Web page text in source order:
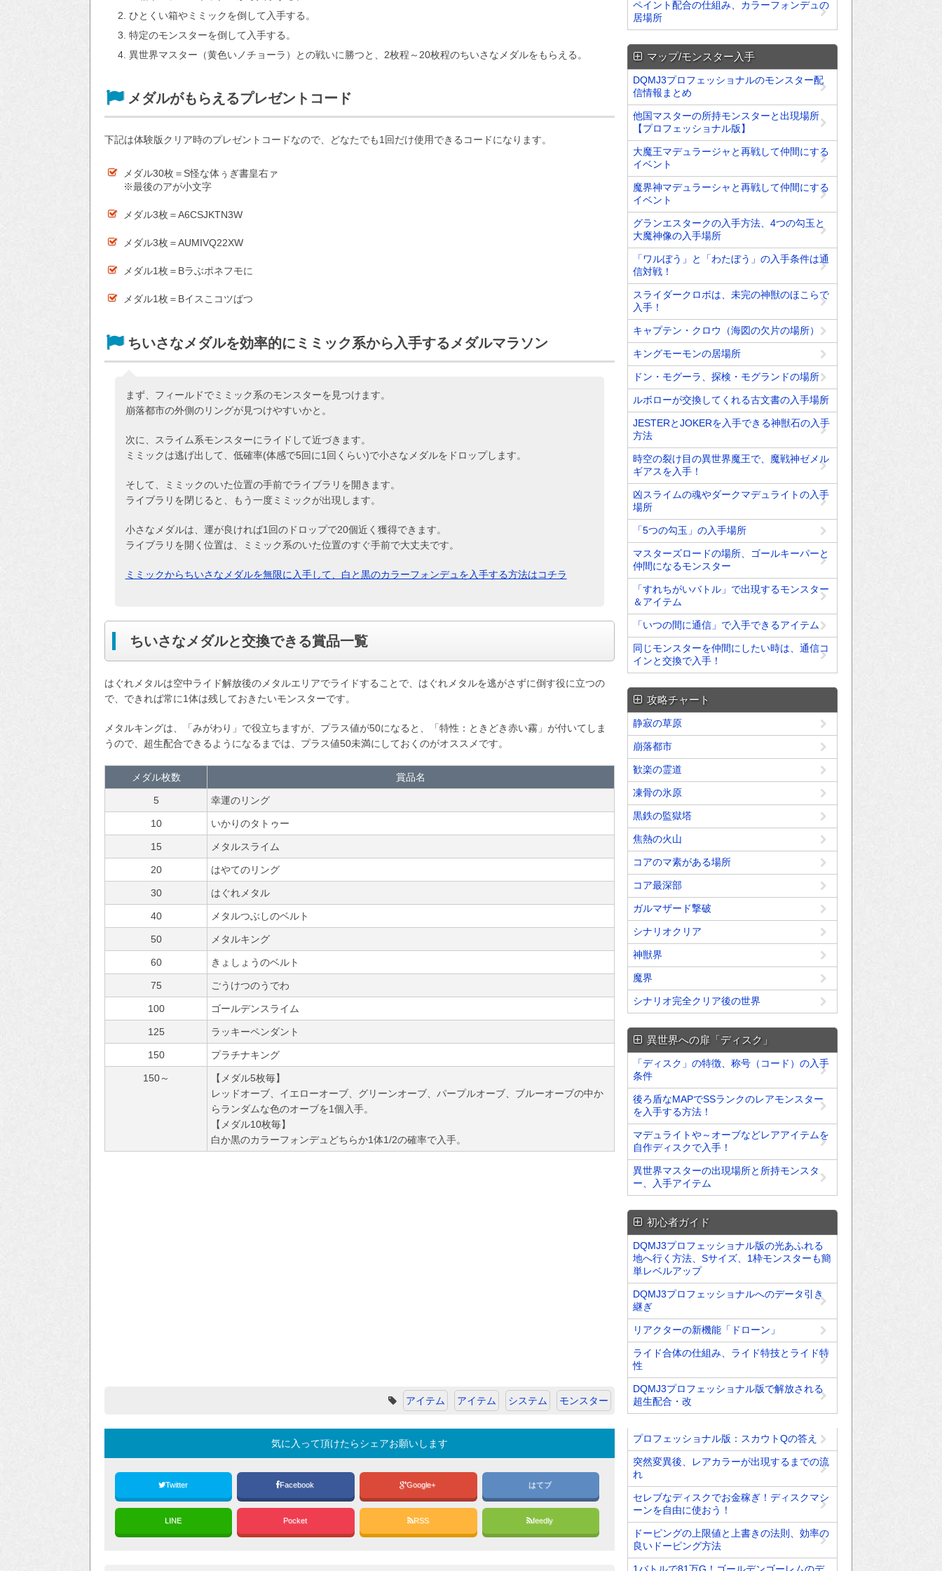
ひとくい箱やミミックを倒して入手する。
特定のモンスターを倒して入手する。
異世界マスター（黄色いノチョーラ）との戦いに勝つと、2枚程～20枚程のちいさなメダルをもらえる。
メダルがもらえるプレゼントコード
下記は体験版クリア時のプレゼントコードなので、どなたでも1回だけ使用できるコードになります。
メダル30枚＝S怪な体ぅぎ書皇右ァ
※最後のアが小文字
メダル3枚＝A6CSJKTN3W
メダル3枚＝AUMIVQ22XW
メダル1枚＝Bラぶポネフモに
メダル1枚＝Bイスこコツばつ
ちいさなメダルを効率的にミミック系から入手するメダルマラソン
まず、フィールドでミミック系のモンスターを見つけます。
崩落都市の外側のリングが見つけやすいかと。
次に、スライム系モンスターにライドして近づきます。
ミミックは逃げ出して、低確率(体感で5回に1回くらい)で小さなメダルをドロップします。
そして、ミミックのいた位置の手前でライブラリを開きます。
ライブラリを閉じると、もう一度ミミックが出現します。
小さなメダルは、運が良ければ1回のドロップで20個近く獲得できます。
ライブラリを開く位置は、ミミック系のいた位置のすぐ手前で大丈夫です。
ミミックからちいさなメダルを無限に入手して、白と黒のカラーフォンデュを入手する方法はコチラ
ちいさなメダルと交換できる賞品一覧
はぐれメタルは空中ライド解放後のメタルエリアでライドすることで、はぐれメタルを逃がさずに倒す役に立つの
で、できれば常に1体は残しておきたいモンスターです。
メタルキングは、「みがわり」で役立ちますが、プラス値が50になると、「特性：ときどき赤い霧」が付いてしま
うので、超生配合できるようになるまでは、プラス値50未満にしておくのがオススメです。
メダル枚数 賞品名
5 幸運のリング
10 いかりのタトゥー
15 メタルスライム
20 はやてのリング
30 はぐれメタル
40 メタルつぶしのベルト
50 メタルキング
60 きょしょうのベルト
75 ごうけつのうでわ
100 ゴールデンスライム
125 ラッキーペンダント
150 プラチナキング
150～
【メダル5枚毎】
レッドオーブ、イエローオーブ、グリーンオーブ、パープルオーブ、ブルーオーブの中か
らランダムな色のオーブを1個入手。
【メダル10枚毎】
白か黒のカラーフォンデュどちらか1体1/2の確率で入手。
アイテム アイテム システム モンスター
気に入って頂けたらシェアお願いします
Twitter Facebook Google+ はてブ
LINE Pocket RSS feedly
ペイント配合の仕組み、カラーフォンデュの
居場所
マップ/モンスター入手
DQMJ3プロフェッショナルのモンスター配
信情報まとめ
他国マスターの所持モンスターと出現場所
【プロフェッショナル版】
大魔王マデュラージャと再戦して仲間にする
イベント
魔界神マデュラーシャと再戦して仲間にする
イベント
グランエスタークの入手方法、4つの勾玉と
大魔神像の入手場所
「ワルぼう」と「わたぼう」の入手条件は通
信対戦！
スライダークロボは、未完の神獣のほこらで
入手！
キャプテン・クロウ（海図の欠片の場所）
キングモーモンの居場所
ドン・モグーラ、探検・モグランドの場所
ルボローが交換してくれる古文書の入手場所
JESTERとJOKERを入手できる神獣石の入手
方法
時空の裂け目の異世界魔王で、魔戦神ゼメル
ギアスを入手！
凶スライムの魂やダークマデュライトの入手
場所
「5つの勾玉」の入手場所
マスターズロードの場所、ゴールキーパーと
仲間になるモンスター
「すれちがいバトル」で出現するモンスター
＆アイテム
「いつの間に通信」で入手できるアイテム
同じモンスターを仲間にしたい時は、通信コ
インと交換で入手！
攻略チャート
静寂の草原
崩落都市
歓楽の霊道
凍骨の氷原
黒鉄の監獄塔
焦熱の火山
コアのマ素がある場所
コア最深部
ガルマザード撃破
シナリオクリア
神獣界
魔界
シナリオ完全クリア後の世界
異世界への扉「ディスク」
「ディスク」の特徴、称号（コード）の入手
条件
後ろ盾なMAPでSSランクのレアモンスター
を入手する方法！
マデュライトや～オーブなどレアアイテムを
自作ディスクで入手！
異世界マスターの出現場所と所持モンスタ
ー、入手アイテム
初心者ガイド
DQMJ3プロフェッショナル版の光あふれる
地へ行く方法、Sサイズ、1枠モンスターも簡
単レベルアップ
DQMJ3プロフェッショナルへのデータ引き
継ぎ
リアクターの新機能「ドローン」
ライド合体の仕組み、ライド特技とライド特
性
DQMJ3プロフェッショナル版で解放される
超生配合・改
プロフェッショナル版：スカウトQの答え
突然変異後、レアカラーが出現するまでの流
れ
セレブなディスクでお金稼ぎ！ディスクマシ
ーンを自由に使おう！
ドーピングの上限値と上書きの法則、効率の
良いドーピング方法